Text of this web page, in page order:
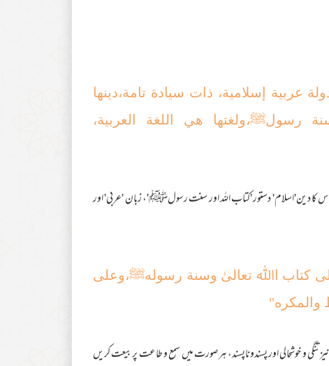
عربیة إسلامیة، ذات سیادة تامة،دینھا
رسولﷺ،ولغتھا ھي اللغة العربیة،
کا دین'اسلام' دستور 'کتاب اللہ اور سنت رسولﷺ'، زبان 'عربی' اور
علی کتاب اﷲ تعالیٰ وسنة رسولهﷺ،وعلی
والمکره"
و خوشحالی اور پسندوناپسند، ہرصورت میں سمع و طاعت پربیعت کریں